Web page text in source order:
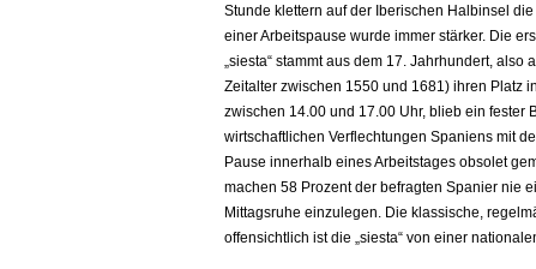
Stunde klettern auf der Iberischen Halbinsel
einer Arbeitspause wurde immer stärker. Die
„siesta“ stammt aus dem 17. Jahrhundert,
Zeitalter zwischen 1550 und 1681) ihren Platz
zwischen 14.00 und 17.00 Uhr, blieb ein fester
wirtschaftlichen Verflechtungen Spaniens mit
Pause innerhalb eines Arbeitstages obsolet
machen 58 Prozent der befragten Spanier nie
Mittagsruhe einzulegen. Die klassische,
offensichtlich ist die „siesta“ von einer